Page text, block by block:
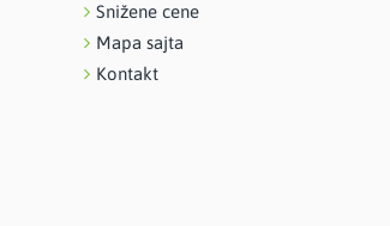
Snižene cene
Mapa sajta
Kontakt